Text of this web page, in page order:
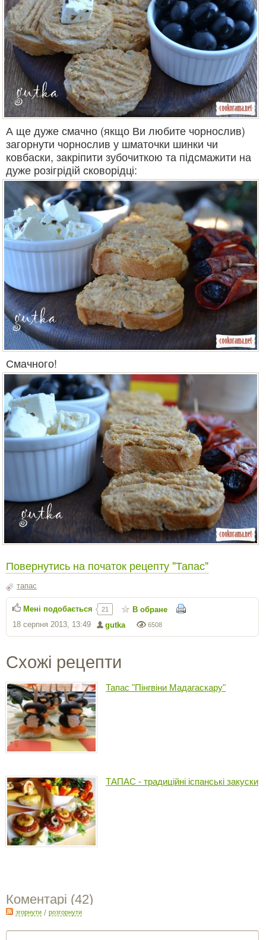
А ще дуже смачно (якщо Ви любите чорнослив)
загорнути чорнослив у шматочки шинки чи
ковбаски, закріпити зубочиткою та підсмажити на
дуже розігрідій сковорідці:
Смачного!
Повернутись на початок рецепту "Тапас"
тапас
6508
gutka
18 серпня 2013, 13:49
Мені подобається 21 В обране
Схожі рецепти
Тапас "Пінгвіни Мадагаскару"
ТАПАС - традиційні іспанські закуски
Коментарі (42)
згорнути / розгорнути